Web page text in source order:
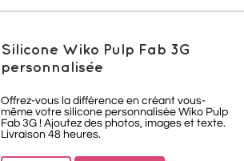
Silicone Wiko Pulp Fab 3G
personnalisée
Offrez-vous la différence en créant vous-
même votre silicone personnalisée Wiko Pulp
Fab 3G ! Ajoutez des photos, images et texte.
Livraison 48 heures.